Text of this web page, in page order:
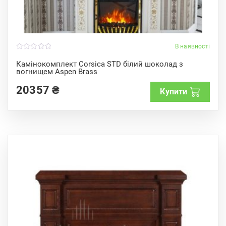
В наявності
Камінокомплект Corsica STD білий шоколад з
вогнищем Aspen Brass
o
u
t
f
5
20357₴ Купити